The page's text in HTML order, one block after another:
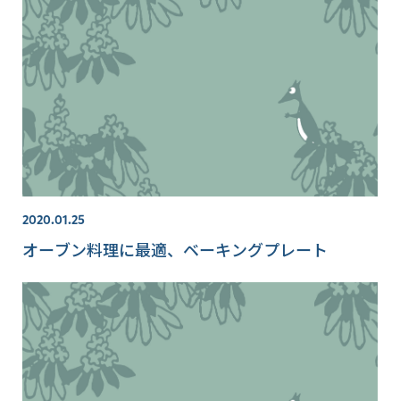
2020.01.25
オーブン料理に最適、ベーキングプレート